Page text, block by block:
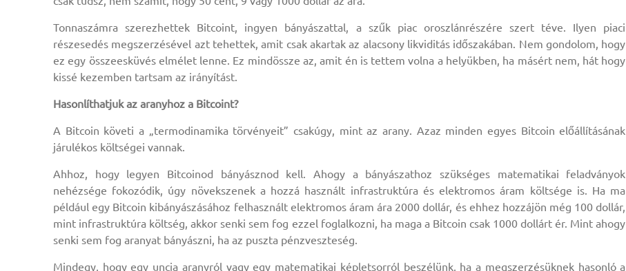
Tonnaszámra szerezhettek Bitcoint, ingyen bányászattal, a szűk piac oroszlánrészére szert téve. Ilyen piaci
részesedés megszerzésével azt tehettek, amit csak akartak az alacsony likviditás időszakában. Nem gondolom, hogy
ez egy összeesküvés elmélet lenne. Ez mindössze az, amit én is tettem volna a helyükben, ha másért nem, hát hogy
kissé kezemben tartsam az irányítást.
Hasonlíthatjuk az aranyhoz a Bitcoint?
A Bitcoin követi a „termodinamika törvényeit” csakúgy, mint az arany. Azaz minden egyes Bitcoin előállításának
járulékos költségei vannak.
Ahhoz, hogy legyen Bitcoinod bányásznod kell. Ahogy a bányászathoz szükséges matematikai feladványok
nehézsége fokozódik, úgy növekszenek a hozzá használt infrastruktúra és elektromos áram költsége is. Ha ma
például egy Bitcoin kibányászásához felhasznált elektromos áram ára 2000 dollár, és ehhez hozzájön még 100 dollár,
mint infrastruktúra költség, akkor senki sem fog ezzel foglalkozni, ha maga a Bitcoin csak 1000 dollárt ér. Mint ahogy
senki sem fog aranyat bányászni, ha az puszta pénzveszteség.
Mindegy, hogy egy uncia aranyról vagy egy matematikai képletsorról beszélünk, ha a megszerzésüknek hasonló a